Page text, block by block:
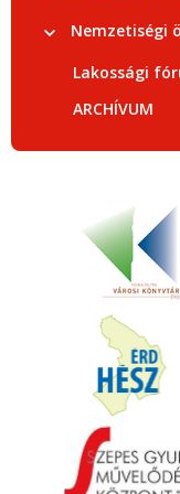
Nemzetiségi
Lakossági
ARCHÍVUM